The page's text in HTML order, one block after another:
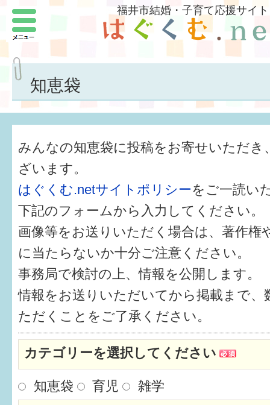
福井市結婚・子育て応援サイト
知恵袋
みんなの知恵袋に投稿をお寄せいただき
ざいます。
はぐくむ.netサイトポリシーをご一読い
下記のフォームから入力してください。
画像等をお送りいただく場合は、著作権
に当たらないか十分ご注意ください。
事務局で検討の上、情報を公開します。
情報をお送りいただいてから掲載まで、
ただくことをご了承ください。
カテゴリーを選択してください
知恵袋 育児
雑学
メニュー
結婚したい
子どもがほしい
福井の子育て環境
子どもを育てよう
もしものときの緊急連絡先
届出・手当・助成
健診・予防接種
仲間づくり・遊び場
子どもを預けたい
入園・入学
相談したい